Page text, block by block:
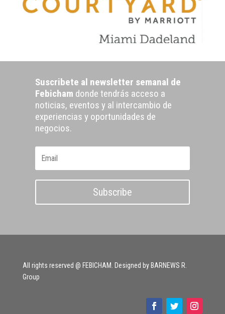
Suscribete al newsletter semanal de
Febicham donde tendrás acceso a
noticias, eventos y al intercambio de
experiencias y oportunidades de
negocios.
Subscribe
All rights reserved @ FEBICHAM. Designed by BARNEWS R.
Group